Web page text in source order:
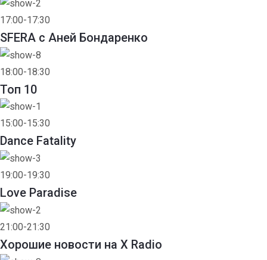
17:00-17:30
SFERA с Аней Бондаренко
18:00-18:30
Toп 10
15:00-15:30
Dance Fatality
19:00-19:30
Love Paradise
21:00-21:30
Хорошие новости на X Radio